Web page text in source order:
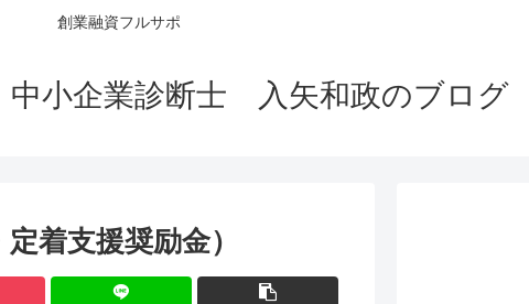
創業融資フルサポ
小企業診断士 入矢和政のブログ
着支援奨励金）